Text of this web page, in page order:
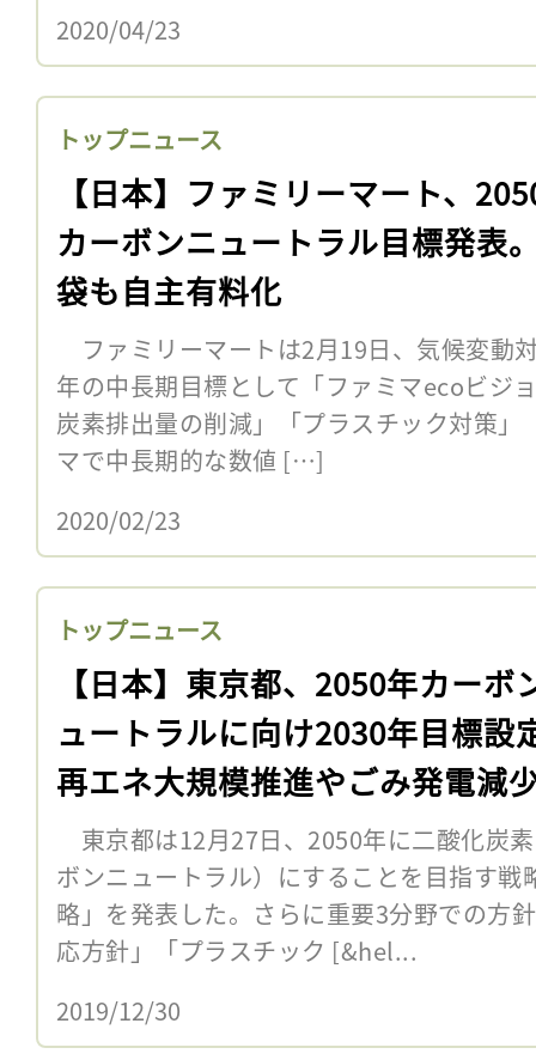
2020/04/23
トップニュース
【日本】ファミリーマート、
カーボンニュートラル目標発表
袋も自主有料化
ファミリーマートは2月19日、気候変動
年の中長期目標として「ファミマecoビジ
炭素排出量の削減」「プラスチック対策
マで中長期的な数値 […]
2020/02/23
トップニュース
【日本】東京都、2050年カーボ
ュートラルに向け2030年目標設
再エネ大規模推進やごみ発電減
東京都は12月27日、2050年に二酸化炭
ボンニュートラル）にすることを目指す
略」を発表した。さらに重要3分野での方
応方針」「プラスチック [&hel...
2019/12/30